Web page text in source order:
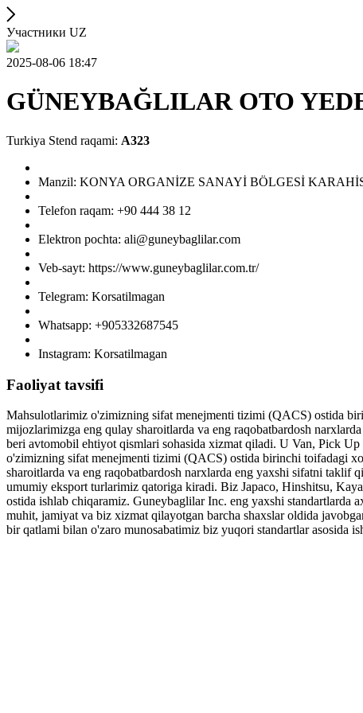
Участники UZ
2025-08-06 18:47
GÜNEYBAĞLILAR OTO
Turkiya Stend raqami: A323
Manzil: KONYA ORGANİZE SANAYİ BÖLGESİ
Telefon raqam: +90 444 38 12
Elektron pochta: ali@guneybaglilar.com
Veb-sayt: https://www.guneybaglilar.com.tr/
Telegram: Korsatilmagan
Whatsapp: +905332687545
Instagram: Korsatilmagan
Faoliyat tavsifi
Mahsulotlarimiz o'zimizning sifat menejmenti tizimi (QACS) ostida
mijozlarimizga eng qulay sharoitlarda va eng raqobatbardosh
beri avtomobil ehtiyot qismlari sohasida xizmat qiladi. U Van, Pick
o'zimizning sifat menejmenti tizimi (QACS) ostida birinchi toifadagi
sharoitlarda va eng raqobatbardosh narxlarda eng yaxshi sifatni
umumiy eksport turlarimiz qatoriga kiradi. Biz Japaco, Hinshitsu,
ostida ishlab chiqaramiz. Guneybaglilar Inc. eng yaxshi
muhit, jamiyat va biz xizmat qilayotgan barcha shaxslar oldida
bir qatlami bilan o'zaro munosabatimiz biz yuqori standartlar asosida